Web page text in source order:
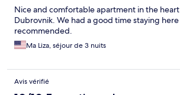
Nice and comfortable apartment in the
Dubrovnik. We had a good time staying
recommended.
Ma Liza, séjour de 3 nuits
Avis vérifié